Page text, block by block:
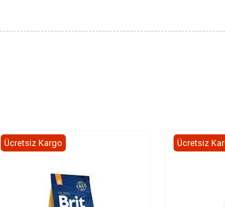
Ücretsiz Kargo Ücretsiz